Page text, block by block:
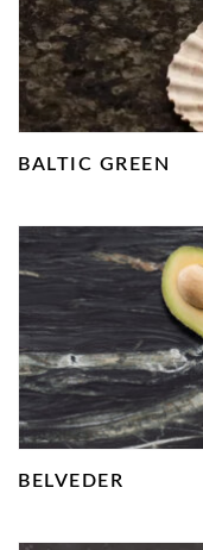
BALTIC GREEN
BELVEDER